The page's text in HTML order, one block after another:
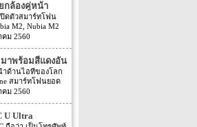
กล้องคู่หน้า
ปิดตัวสมาร์ทโฟน
M2, Nubia M2
ละรุ่นก็มีความน่า
จักกับ Nubia M2
มาเป็นคู่ นอกจาก
งมีส่วนอื่นๆ ที่น่า
องหน้าแบบคู่ที่มี
มีรูรับแสง f 2.2
ฟี่มีความละเอียด
2.0 กล้องหน้า
ง 80 องศา นั้นจะ
ม 2560
มาพร้อมสีแดงอัน
ำด้านไอทีของโลก
สมาร์ทโฟนยอด
ลก และในช่วงที่
สเทคโนโลยีอัน
ว่า เป็นความโชค
ม 2560
U Ultra